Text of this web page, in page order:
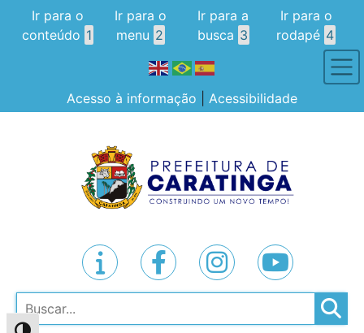
Ir para o
conteúdo 1
Ir para o
menu 2
Ir para a
busca 3
Ir para o
rodapé 4
Acesso à informação Acessibilidade
Pesquisar